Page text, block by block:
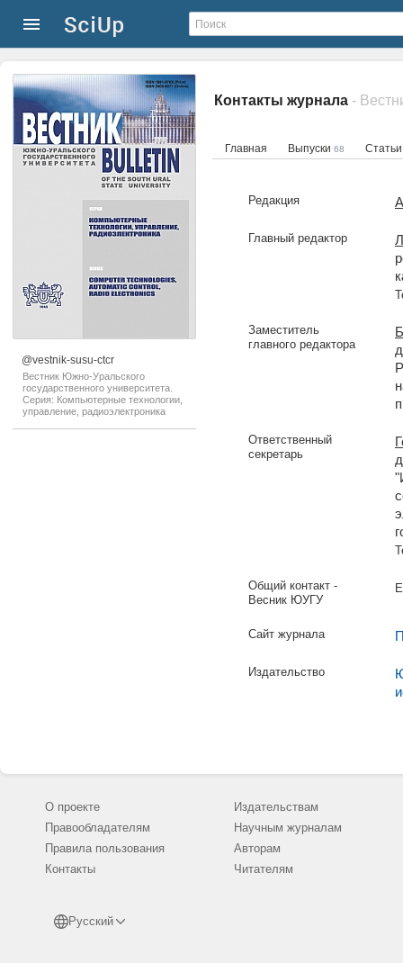
@vestnik-susu-ctcr
Вестник Южно-Уральского
государственного университета.
Серия: Компьютерные технологии,
управление, радиоэлектроника
Контакты журнала
Главная Выпуски 68
Редакция
Главный редактор
Заместитель
главного редактора
Ответственный
секретарь
Общий контакт -
Весник ЮУГУ
Сайт журнала
Издательство
О проекте
Правообладателям
Правила пользования
Контакты
Русский
Издательствам
Научным журналам
Авторам
Читателям